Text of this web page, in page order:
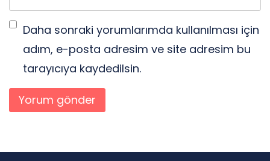
Daha sonraki yorumlarımda kullanılması için
adım, e-posta adresim ve site adresim bu
tarayıcıya kaydedilsin.